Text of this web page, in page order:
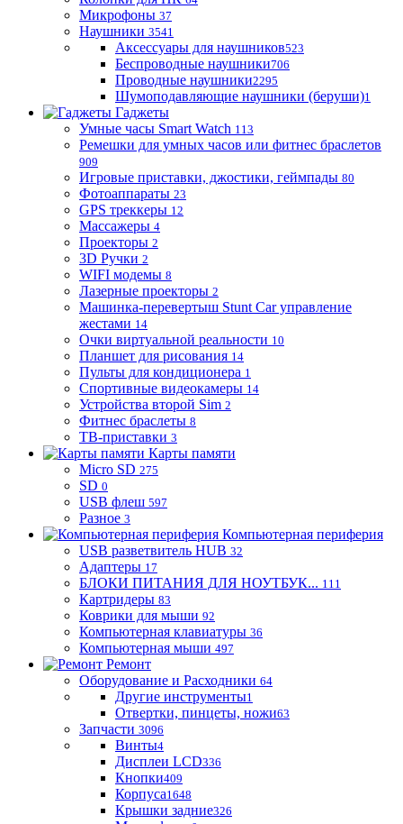
Микрофоны 37
Наушники 3541
Аксессуары для наушников523
Беспроводные наушники706
Проводные наушники2295
Шумоподавляющие наушники (беруши)1
Гаджеты
Умные часы Smart Watch 113
Ремешки для умных часов или фитнес браслетов
909
Игровые приставки, джостики, геймпады 80
Фотоаппараты 23
GPS треккеры 12
Массажеры 4
Проекторы 2
3D Ручки 2
WIFI модемы 8
Лазерные проекторы 2
Машинка-перевертыш Stunt Car управление
жестами 14
Очки виртуальной реальности 10
Планшет для рисования 14
Пульты для кондиционера 1
Спортивные видеокамеры 14
Устройства второй Sim 2
Фитнес браслеты 8
ТВ-приставки 3
Карты памяти
Micro SD 275
SD 0
USB флеш 597
Разное 3
Компьютерная периферия
USB разветвитель HUB 32
Адаптеры 17
БЛОКИ ПИТАНИЯ ДЛЯ НОУТБУК... 111
Картридеры 83
Коврики для мыши 92
Компьютерная клавиатуры 36
Компьютерная мыши 497
Ремонт
Оборудование и Расходники 64
Другие инструменты1
Отвертки, пинцеты, ножи63
Запчасти 3096
Винты4
Дисплеи LCD336
Кнопки409
Корпуса1648
Крышки задние326